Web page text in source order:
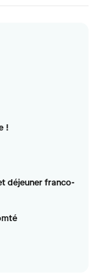
!
déjeuner franco-